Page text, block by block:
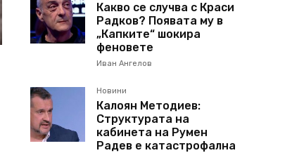
Какво се случва с Краси
Радков? Появата му в
„Капките“ шокира
феновете
Иван Ангелов
Новини
Калоян Методиев:
Структурата на
кабинета на Румен
Радев е катастрофална